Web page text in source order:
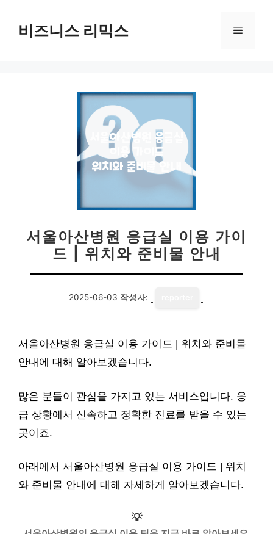
비즈니스 리믹스 메
서울아산병원 응급실 이용 가이
드 | 위치와 준비물 안내
2025-06-03 작성자:
서울아산병원 응급실 이용 가이드 | 위치와 준비물
안내에 대해 알아보겠습니다.
많은 분들이 관심을 가지고 있는 서비스입니다. 응
급 상황에서 신속하고 정확한 진료를 받을 수 있는
곳이죠.
아래에서 서울아산병원 응급실 이용 가이드 | 위치
와 준비물 안내에 대해 자세하게 알아보겠습니다.
💡